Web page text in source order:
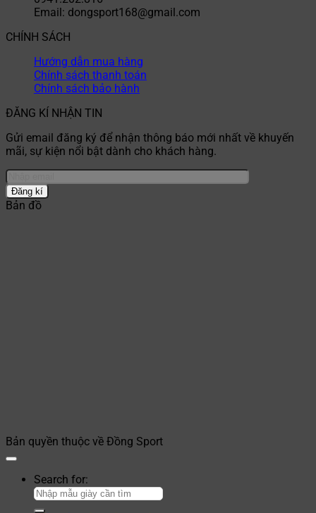
Email: dongsport168@gmail.com
CHÍNH SÁCH
Hướng dẫn mua hàng
Chính sách thanh toán
Chính sách bảo hành
ĐĂNG KÍ NHẬN TIN
Gửi email đăng ký để nhận thông báo mới nhất về khuyến
mãi, sự kiện nổi bật dành cho khách hàng.
Bản đồ
Bản quyền thuộc về Đồng Sport
Search for: